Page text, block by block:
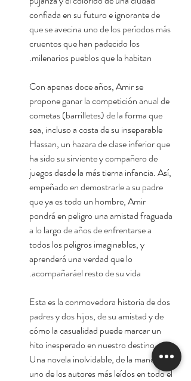
confiada en su futuro e ignorante de
que se avecina uno de los períodos más
cruentos que han padecido los
milenarios pueblos que la habitan.
Con apenas doce años, Amir se
propone ganar la competición anual de
cometas (barrilletes) de la forma que
sea, incluso a costa de su inseparable
Hassan, un hazara de clase inferior que
ha sido su sirviente y compañero de
juegos desde la más tierna infancia. Así,
empeñado en demostrarle a su padre
que ya es todo un hombre, Amir
pondrá en peligro una amistad fraguada
a lo largo de años de enfrentarse a
todos los peligros imaginables, y
aprenderá una verdad que lo
acompañaráel resto de su vida.
Esta es la conmovedora historia de dos
padres y dos hijos, de su amistad y de
cómo la casualidad puede marcar un
hito inesperado en nuestro destino.
Una novela inolvidable, de la mano de
uno de los autores más leídos en todo el